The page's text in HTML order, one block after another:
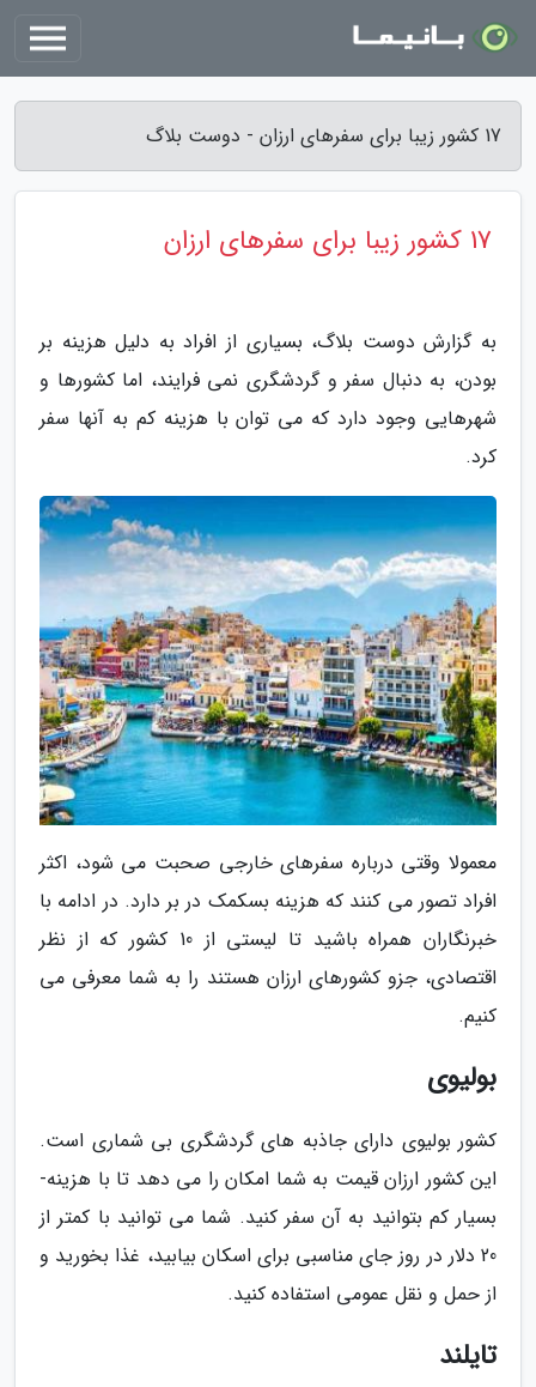
17 کشور زیبا برای سفرهای ارزان - دوست بلاگ
17 کشور زیبا برای سفرهای ارزان
به گزارش دوست بلاگ، بسیاری از افراد به دلیل هزینه بر
بودن، به دنبال سفر و گردشگری نمی فرایند، اما کشورها و
شهرهایی وجود دارد که می توان با هزینه کم به آنها سفر
کرد.
معمولا وقتی درباره سفرهای خارجی صحبت می شود، اکثر
افراد تصور می کنند که هزینه بسکمک در بر دارد. در ادامه با
خبرنگاران همراه باشید تا لیستی از 10 کشور که از نظر
اقتصادی، جزو کشورهای ارزان هستند را به شما معرفی می
کنیم.
بولیوی
کشور بولیوی دارای جاذبه های گردشگری بی شماری است.
این کشور ارزان قیمت به شما امکان را می دهد تا با هزینه­
بسیار کم بتوانید به آن سفر کنید. شما می توانید با کمتر از
20 دلار در روز جای مناسبی برای اسکان بیابید، غذا بخورید و
از حمل و نقل عمومی استفاده کنید.
تایلند